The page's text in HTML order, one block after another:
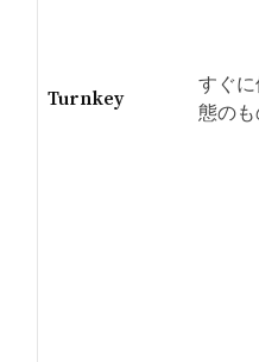
Turnkey
すぐ
態の